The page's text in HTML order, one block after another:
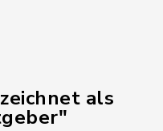
als